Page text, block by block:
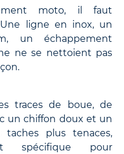
moto, il faut
ligne en inox, un
un échappement
ne se nettoient pas
traces de boue, de
un chiffon doux et un
plus tenaces,
spécifique pour